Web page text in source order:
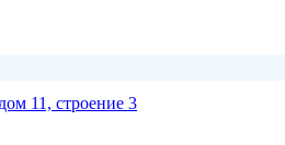
11, строение 3